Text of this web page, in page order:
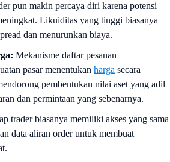
pun makin percaya diri karena potensi
Likuiditas yang tinggi biasanya
dan menurunkan biaya.
Mekanisme daftar pesanan
pasar menentukan harga secara
pembentukan nilai aset yang adil
dan permintaan yang sebenarnya.
trader biasanya memiliki akses yang sama
data aliran order untuk membuat